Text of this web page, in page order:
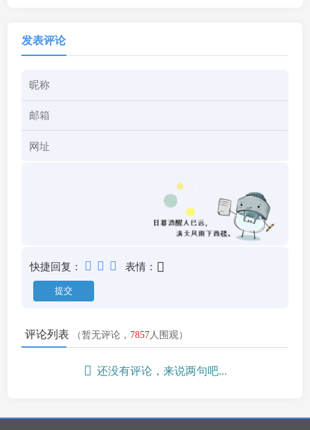
发表评论
快捷回复： 表情：
评论列表 （暂无评论， 7857人围观）
还没有评论，来说两句吧...